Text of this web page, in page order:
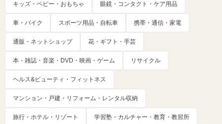
キッズ・ベビー・おもちゃ 眼鏡・コンタクト・ケア用品
車・バイク スポーツ用品・自転車 携帯・通信・家電
通販・ネットショップ 花・ギフト・手芸
本・雑誌・音楽・DVD・映画・ゲーム リサイクル
ヘルス&ビューティ・フィットネス
マンション・戸建・リフォーム・レンタル収納
旅行・ホテル・リゾート 学習塾・カルチャー・教育・教習所